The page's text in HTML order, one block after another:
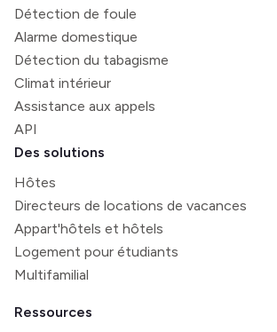
Détection de foule
Alarme domestique
Détection du tabagisme
Climat intérieur
Assistance aux appels
API
Des solutions
Hôtes
Directeurs de locations de vacances
Appart'hôtels et hôtels
Logement pour étudiants
Multifamilial
Ressources